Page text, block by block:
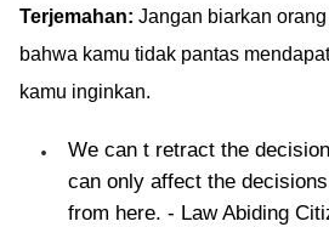
Terjemahan: Jangan biarkan
bahwa kamu tidak pantas
kamu inginkan.
We can t retract the
can only affect the
from here. - Law Abiding